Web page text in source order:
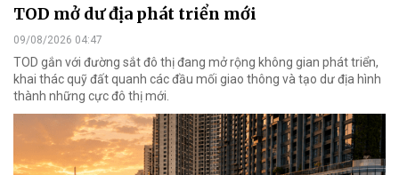
TOD mở dư địa phát triển mới
09/08/2026 04:47
TOD gắn với đường sắt đô thị đang mở rộng không gian phát triển,
khai thác quỹ đất quanh các đầu mối giao thông và tạo dư địa hình
thành những cực đô thị mới.